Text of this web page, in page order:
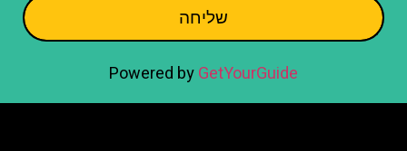
שליחה
Powered byGetYourGuide